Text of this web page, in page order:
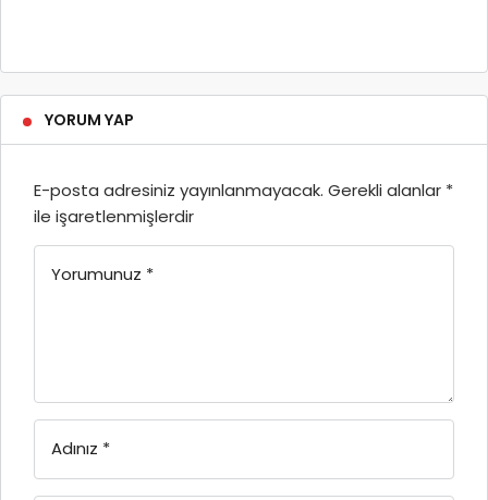
YORUM YAP
E-posta adresiniz yayınlanmayacak. Gerekli alanlar *
ile işaretlenmişlerdir
Yorumunuz *
Adınız *